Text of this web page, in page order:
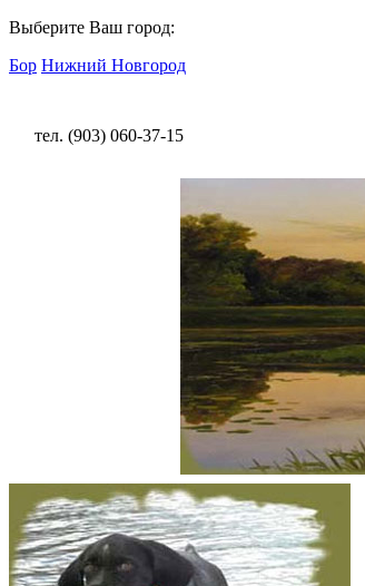
Выберите Ваш город:
Бор Нижний Новгород
тел. (903) 060-37-15